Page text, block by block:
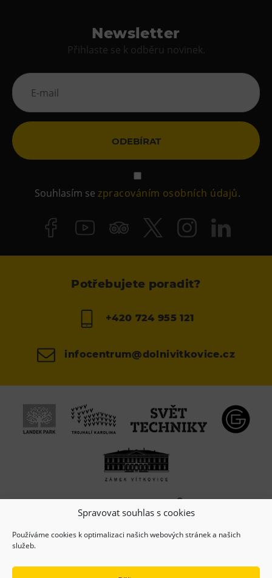
Spravovat souhlas s cookies
Používáme cookies k optimalizaci našich webových stránek a našich
služeb.
Newsletter
Přihlaste se k odběru novinek.
ODEBÍRAT
Souhlasím sezpracováním osobních údajů.
Potřebujete poradit?
+420 724 955 121
infocentrum@dolnivitkovice.cz